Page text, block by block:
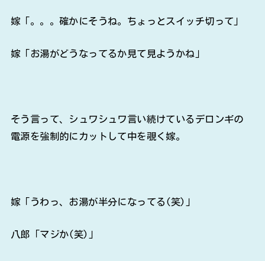
嫁「。。。確かにそうね。ちょっとスイッチ切って」
嫁「お湯がどうなってるか見て見ようかね」
そう言って、シュワシュワ言い続けているデロンギの
電源を強制的にカットして中を覗く嫁。
嫁「うわっ、お湯が半分になってる(笑)」
八郎「マジか(笑)」